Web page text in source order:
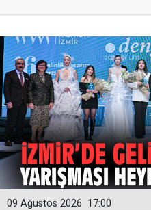
17:00
09 Ağustos 2026